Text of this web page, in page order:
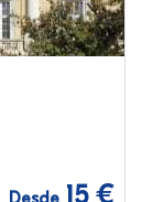
15 €